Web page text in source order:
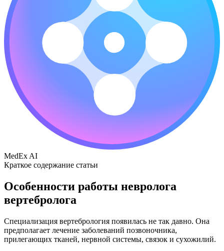
MedEx AI
Краткое содержание статьи
Особенности работы невролога
вертебролога
Специализация вертебрология появилась не так давно. Она
предполагает лечение заболеваний позвоночника,
прилегающих тканей, нервной системы, связок и сухожилий.